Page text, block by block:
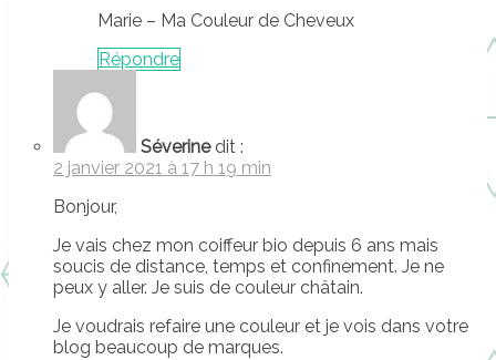
Marie – Ma Couleur de Cheveux
Répondre
Séverine dit :
2 janvier 2021 à 17 h 19 min
Bonjour,
Je vais chez mon coiffeur bio depuis 6 ans mais
soucis de distance, temps et confinement. Je ne
peux y aller. Je suis de couleur châtain.
Je voudrais refaire une couleur et je vois dans votre
blog beaucoup de marques.